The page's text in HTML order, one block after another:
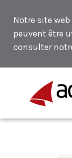
Notre site
peuvent être
consulter